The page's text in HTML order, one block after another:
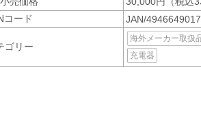
コード
JAN/
ゴリー
海外メーカー取扱
充電器